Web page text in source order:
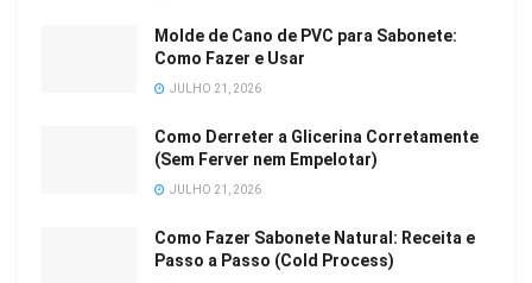
Molde de Cano de PVC para Sabonete:
Como Fazer e Usar
JULHO 21, 2026
Como Derreter a Glicerina Corretamente
(Sem Ferver nem Empelotar)
JULHO 21, 2026
Como Fazer Sabonete Natural: Receita e
Passo a Passo (Cold Process)